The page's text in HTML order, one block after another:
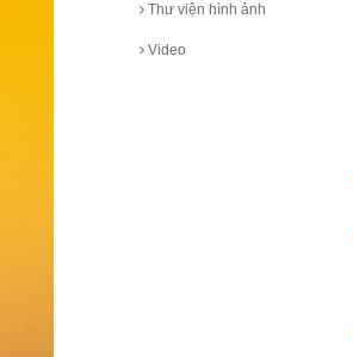
Thư viện hình ảnh
Video